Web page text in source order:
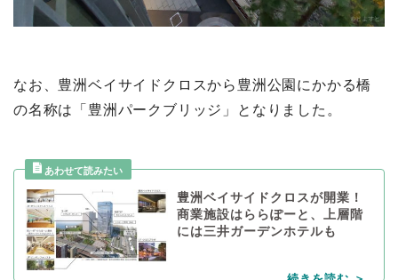
なお、豊洲ベイサイドクロスから豊洲公園にかかる橋
の名称は「豊洲パークブリッジ」となりました。
豊洲ベイサイドクロスが開業！
商業施設はららぽーと、上層階
には三井ガーデンホテルも